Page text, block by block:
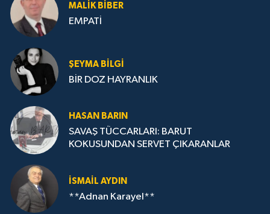
MALIK BİBER
EMPATİ
ŞEYMA BILGI
BİR DOZ HAYRANLIK
HASAN BARIN
SAVAŞ TÜCCARLARI: BARUT
KOKUSUNDAN SERVET ÇIKARANLAR
İSMAIL AYDIN
**Adnan Karayel**